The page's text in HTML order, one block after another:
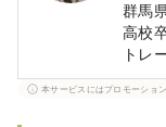
群馬
高校
トレ
ーム
まし
本サービスにはプロモーショ